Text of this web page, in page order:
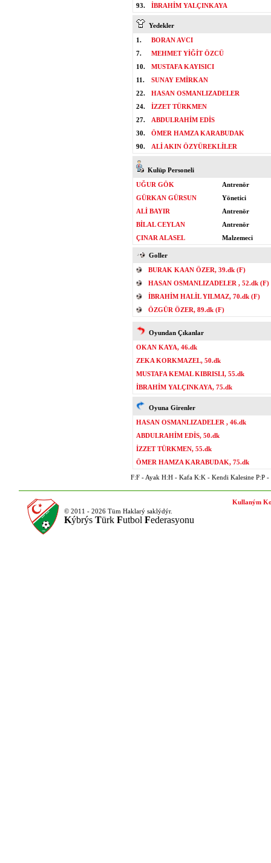
93.
İBRAHİM YALÇINKAYA
Yedekler
1.
BORAN AVCI
7.
MEHMET YİĞİT ÖZCÜ
10.
MUSTAFA KAYISICI
11.
SUNAY EMİRKAN
22.
HASAN OSMANLIZADELER
24.
İZZET TÜRKMEN
27.
ABDULRAHİM EDİS
30.
ÖMER HAMZA KARABUDAK
90.
ALİ AKIN ÖZYÜREKLİLER
Kulüp Personeli
UĞUR GÖK
Antrenör
GÜRKAN GÜRSUN
Yönetici
ALİ BAYIR
Antrenör
BİLAL CEYLAN
Antrenör
ÇINAR ALASEL
Malzemeci
Goller
BURAK KAAN ÖZER, 39.dk (F)
HASAN OSMANLIZADELER , 52.dk (F)
İBRAHİM HALİL YILMAZ, 70.dk (F)
ÖZGÜR ÖZER, 89.dk (F)
Oyundan Çıkanlar
OKAN KAYA, 46.dk
ZEKA KORKMAZEL, 50.dk
MUSTAFA KEMAL KIBRISLI, 55.dk
İBRAHİM YALÇINKAYA, 75.dk
Oyuna Girenler
HASAN OSMANLIZADELER , 46.dk
ABDULRAHİM EDİS, 50.dk
İZZET TÜRKMEN, 55.dk
ÖMER HAMZA KARABUDAK, 75.dk
F:F - Ayak H:H - Kafa K:K - Kendi Kalesine P:P -
© 2011 - 2026 Tüm Haklarý saklýdýr.
Kýbrýs Türk Futbol Federasyonu
Kullaným